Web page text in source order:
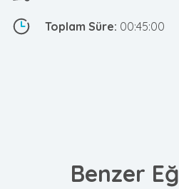
Toplam Süre: 00:45:00
Benzer